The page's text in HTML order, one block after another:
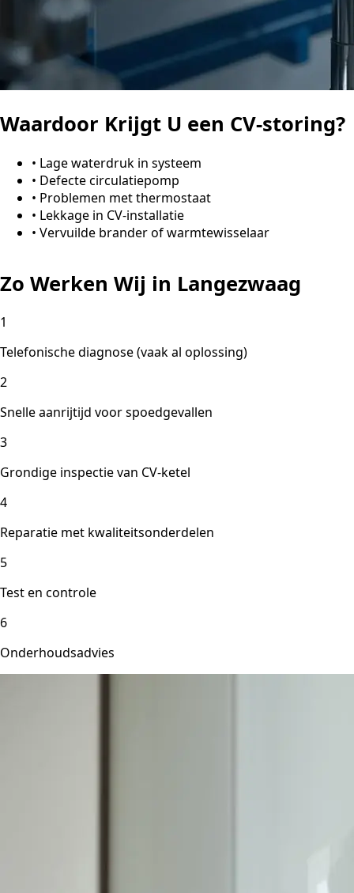
Waardoor Krijgt U een CV-storing?
• Lage waterdruk in systeem
• Defecte circulatiepomp
• Problemen met thermostaat
• Lekkage in CV-installatie
• Vervuilde brander of warmtewisselaar
Zo Werken Wij in Langezwaag
1
Telefonische diagnose (vaak al oplossing)
2
Snelle aanrijtijd voor spoedgevallen
3
Grondige inspectie van CV-ketel
4
Reparatie met kwaliteitsonderdelen
5
Test en controle
6
Onderhoudsadvies